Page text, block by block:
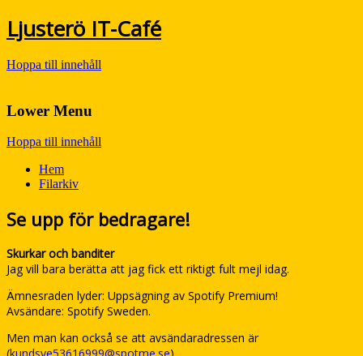
Ljusterö IT-Café
Hoppa till innehåll
Lower Menu
Hoppa till innehåll
Hem
Filarkiv
Se upp för bedragare!
Skurkar och banditer
Jag vill bara berätta att jag fick ett riktigt fult mejl idag.
Ämnesraden lyder: Uppsägning av Spotify Premium!
Avsändare: Spotify Sweden.
Men man kan också se att avsändaradressen är